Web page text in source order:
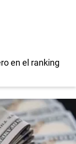
en el ranking